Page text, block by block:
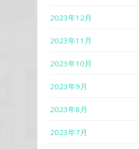
2023年12月
2023年11月
2023年10月
2023年9月
2023年8月
2023年7月